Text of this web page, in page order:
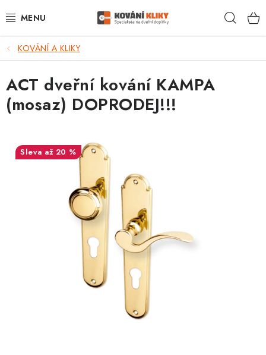
na
VÝPRODEJ - TOP AKCE
BLOG
UŽITEČNÉ RADY
VRÁCENÍ ZBOŽÍ
KLIKY S LOŽISKEM
KOVÁNÍ A KLIKY
ACT dveřní kování KAMPA
(mosaz) DOPRODEJ!!!
až 20 %